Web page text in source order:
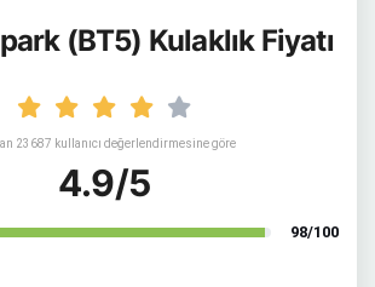
(BT5) Kulaklık Fiyatı
23687 kullanıcı değerlendirmesine göre
4.9/5
98/100